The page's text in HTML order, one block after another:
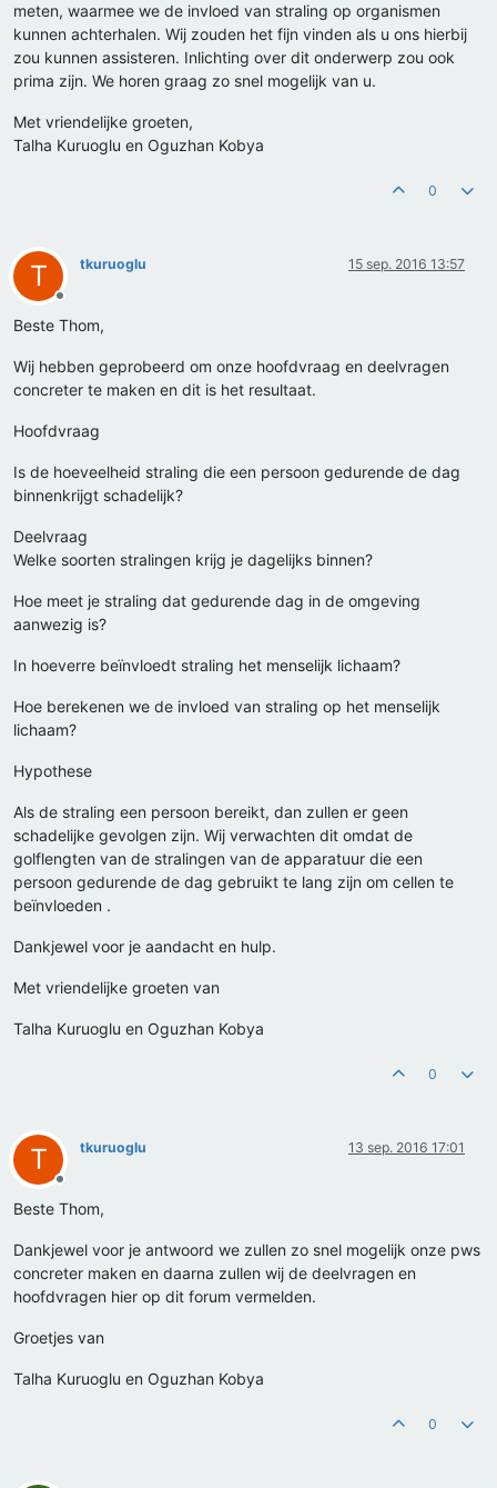
meten, waarmee we de invloed van straling op organismen
kunnen achterhalen. Wij zouden het fijn vinden als u ons hierbij
zou kunnen assisteren. Inlichting over dit onderwerp zou ook
prima zijn. We horen graag zo snel mogelijk van u.
Met vriendelijke groeten,
Talha Kuruoglu en Oguzhan Kobya
0
T
Offline
tkuruoglu 15 sep. 2016 13:57
Beste Thom,
Wij hebben geprobeerd om onze hoofdvraag en deelvragen
concreter te maken en dit is het resultaat.
Hoofdvraag
Is de hoeveelheid straling die een persoon gedurende de dag
binnenkrijgt schadelijk?
Deelvraag
Welke soorten stralingen krijg je dagelijks binnen?
Hoe meet je straling dat gedurende dag in de omgeving
aanwezig is?
In hoeverre beïnvloedt straling het menselijk lichaam?
Hoe berekenen we de invloed van straling op het menselijk
lichaam?
Hypothese
Als de straling een persoon bereikt, dan zullen er geen
schadelijke gevolgen zijn. Wij verwachten dit omdat de
golflengten van de stralingen van de apparatuur die een
persoon gedurende de dag gebruikt te lang zijn om cellen te
beïnvloeden .
Dankjewel voor je aandacht en hulp.
Met vriendelijke groeten van
Talha Kuruoglu en Oguzhan Kobya
0
T
Offline
tkuruoglu 13 sep. 2016 17:01
Beste Thom,
Dankjewel voor je antwoord we zullen zo snel mogelijk onze pws
concreter maken en daarna zullen wij de deelvragen en
hoofdvragen hier op dit forum vermelden.
Groetjes van
Talha Kuruoglu en Oguzhan Kobya
0